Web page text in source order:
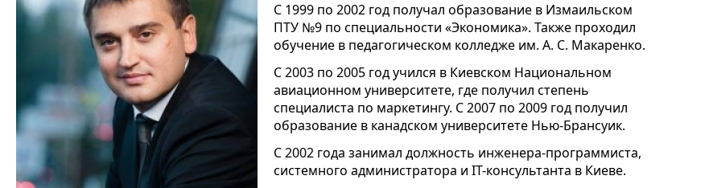
С 1999 по 2002 год получал образование в Измаильском
ПТУ №9 по специальности «Экономика». Также проходил
обучение в педагогическом колледже им. А. С. Макаренко.
С 2003 по 2005 год учился в Киевском Национальном
авиационном университете, где получил степень
специалиста по маркетингу. С 2007 по 2009 год получил
образование в канадском университете Нью-Брансуик.
С 2002 года занимал должность инженера-программиста,
системного администратора и IT-консультанта в Киеве.